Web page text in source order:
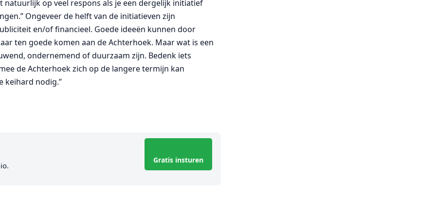
natuurlijk op veel respons als je een dergelijk initiatief
Ongeveer de helft van de initiatieven zijn
en/of financieel. Goede ideeën kunnen door
ten goede komen aan de Achterhoek. Maar wat is een
ondernemend of duurzaam zijn. Bedenk iets
de Achterhoek zich op de langere termijn kan
keihard nodig.”
Gratis insturen